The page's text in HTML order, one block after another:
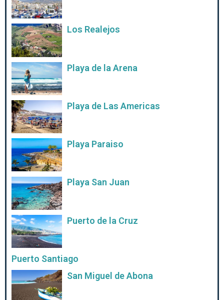
Los Realejos
Playa de la Arena
Playa de Las Americas
Playa Paraiso
Playa San Juan
Puerto de la Cruz
Puerto Santiago
San Miguel de Abona